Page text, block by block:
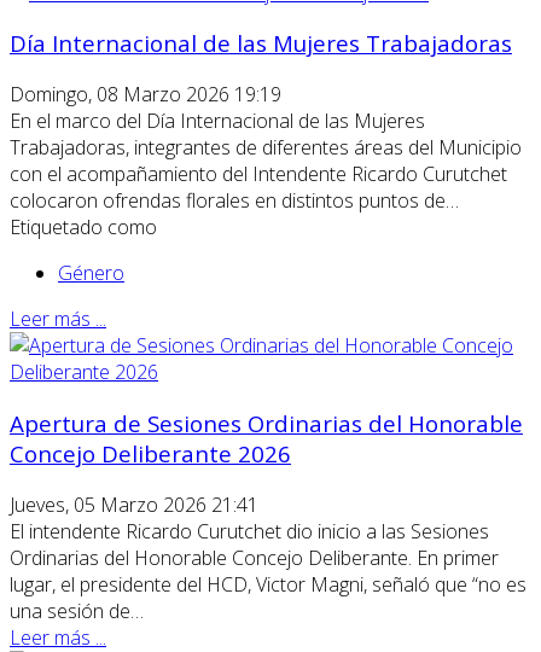
Día Internacional de las Mujeres Trabajadoras
Domingo, 08 Marzo 2026 19:19
En el marco del Día Internacional de las Mujeres
Trabajadoras, integrantes de diferentes áreas del Municipio
con el acompañamiento del Intendente Ricardo Curutchet
colocaron ofrendas florales en distintos puntos de…
Etiquetado como
Género
Leer más ...
Apertura de Sesiones Ordinarias del Honorable
Concejo Deliberante 2026
Jueves, 05 Marzo 2026 21:41
El intendente Ricardo Curutchet dio inicio a las Sesiones
Ordinarias del Honorable Concejo Deliberante. En primer
lugar, el presidente del HCD, Victor Magni, señaló que “no es
una sesión de…
Leer más ...